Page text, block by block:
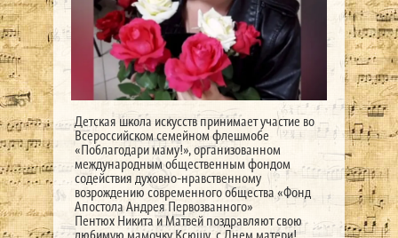
Детская школа искусств принимает участие во
Всероссийском семейном флешмобе
«Поблагодари маму!», организованном
международным общественным фондом
содействия духовно-нравственному
возрождению современного общества «Фонд
Апостола Андрея Первозванного»
Пентюх Никита и Матвей поздравляют свою